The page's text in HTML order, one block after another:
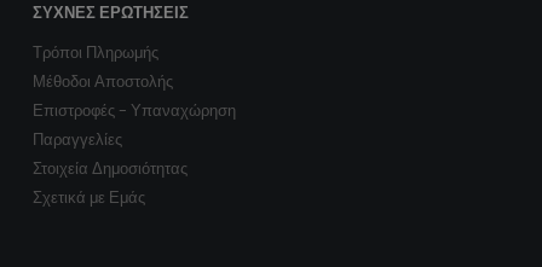
ΣΥΧΝΈΣ ΕΡΩΤΉΣΕΙΣ
Τρόποι Πληρωμής
Μέθοδοι Αποστολής
Επιστροφές - Υπαναχώρηση
Παραγγελίες
Στοιχεία Δημοσιότητας
Σχετικά με Εμάς